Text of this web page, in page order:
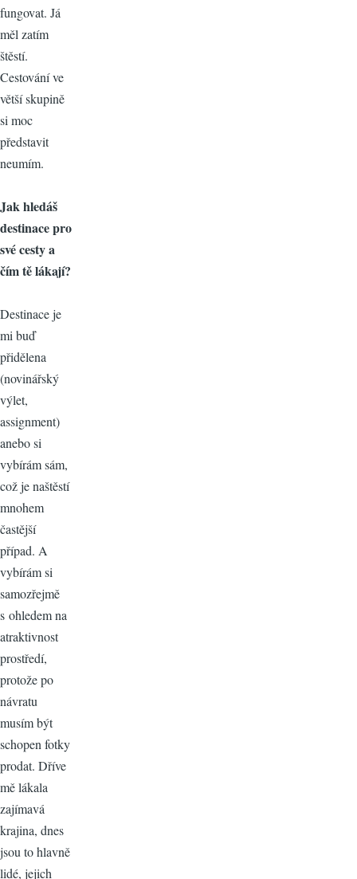
fungovat. Já
měl zatím
štěstí.
Cestování ve
větší skupině
si moc
představit
neumím.
Jak hledáš
destinace pro
své cesty a
čím tě lákají?
Destinace je
mi buď
přidělena
(novinářský
výlet,
assignment)
anebo si
vybírám sám,
což je naštěstí
mnohem
častější
případ. A
vybírám si
samozřejmě
s ohledem na
atraktivnost
prostředí,
protože po
návratu
musím být
schopen fotky
prodat. Dříve
mě lákala
zajímavá
krajina, dnes
jsou to hlavně
lidé, jejich